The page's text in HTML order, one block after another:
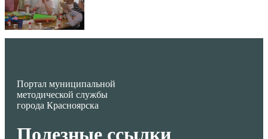
Портал муниципальной
методической службы
города Красноярска
Полезные ссылки